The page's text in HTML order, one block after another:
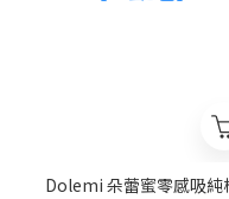
Dolemi 朵蕾蜜零感吸純